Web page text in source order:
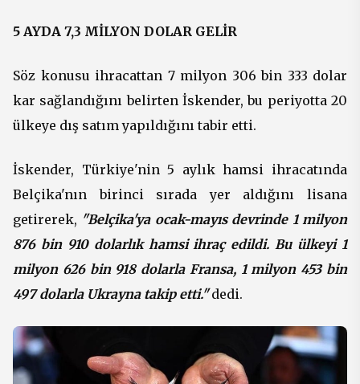
5 AYDA 7,3 MİLYON DOLAR GELİR
Söz konusu ihracattan 7 milyon 306 bin 333 dolar
kar sağlandığını belirten İskender, bu periyotta 20
ülkeye dış satım yapıldığını tabir etti.
İskender, Türkiye'nin 5 aylık hamsi ihracatında
Belçika'nın birinci sırada yer aldığını lisana
getirerek, "Belçika'ya ocak-mayıs devrinde 1 milyon
876 bin 910 dolarlık hamsi ihraç edildi. Bu ülkeyi 1
milyon 626 bin 918 dolarla Fransa, 1 milyon 453 bin
497 dolarla Ukrayna takip etti."dedi.